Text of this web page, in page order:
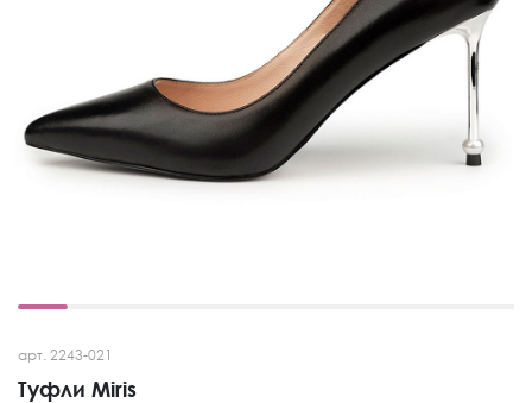
арт. 2243-021
Туфли Miris